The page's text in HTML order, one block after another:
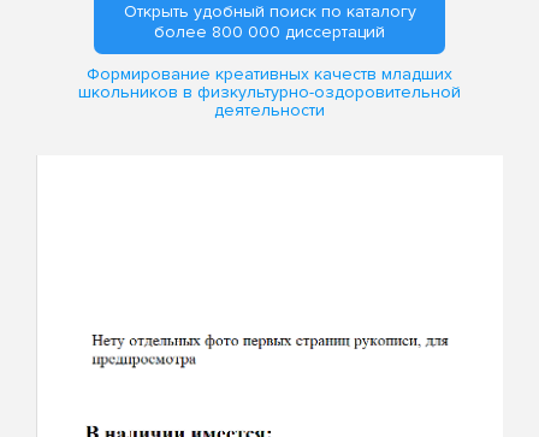
Открыть удобный поиск по каталогу
более 800 000 диссертаций
Формирование креативных качеств младших
школьников в физкультурно-оздоровительной
деятельности